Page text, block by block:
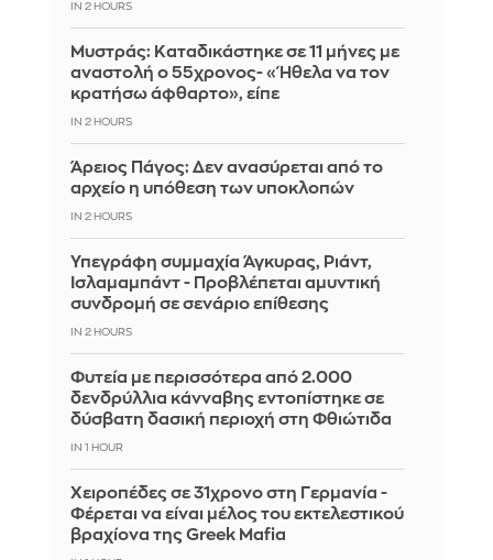
IN 2 HOURS
Μυστράς: Καταδικάστηκε σε 11 μήνες με
αναστολή ο 55χρονος- «Ήθελα να τον
κρατήσω άφθαρτο», είπε
IN 2 HOURS
Άρειος Πάγος: Δεν ανασύρεται από το
αρχείο η υπόθεση των υποκλοπών
IN 2 HOURS
Υπεγράφη συμμαχία Άγκυρας, Ριάντ,
Ισλαμαμπάντ - Προβλέπεται αμυντική
συνδρομή σε σενάριο επίθεσης
IN 2 HOURS
Φυτεία με περισσότερα από 2.000
δενδρύλλια κάνναβης εντοπίστηκε σε
δύσβατη δασική περιοχή στη Φθιώτιδα
IN 1 HOUR
Χειροπέδες σε 31χρονο στη Γερμανία -
Φέρεται να είναι μέλος του εκτελεστικού
βραχίονα της Greek Mafia